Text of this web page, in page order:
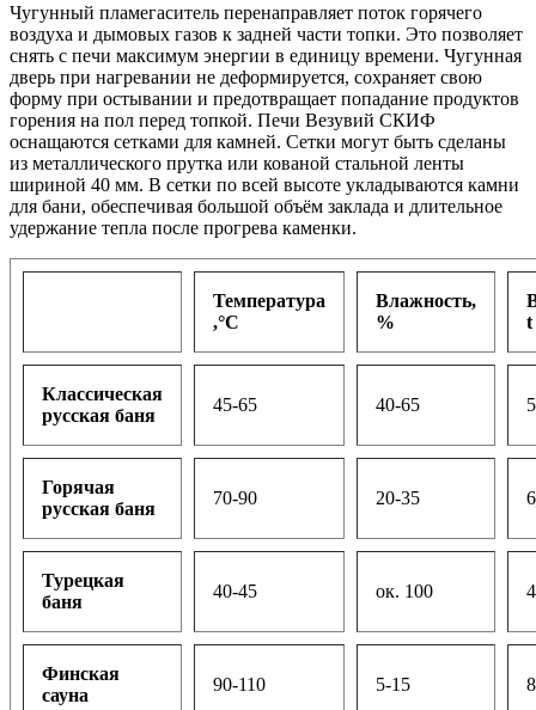
Чугунный пламегаситель перенаправляет поток горячего
воздуха и дымовых газов к задней части топки. Это позволяет
снять с печи максимум энергии в единицу времени. Чугунная
дверь при нагревании не деформируется, сохраняет свою
форму при остывании и предотвращает попадание продуктов
горения на пол перед топкой. Печи Везувий СКИФ
оснащаются сетками для камней. Сетки могут быть сделаны
из металлического прутка или кованой стальной ленты
шириной 40 мм. В сетки по всей высоте укладываются камни
для бани, обеспечивая большой объём заклада и длительное
удержание тепла после прогрева каменки.
Температура
,°С
Влажность,
%
t
Классическая
русская баня
45-65 40-65
Горячая
русская баня
70-90 20-35
Турецкая
баня
40-45 ок. 100
Финская
сауна
90-110 5-15